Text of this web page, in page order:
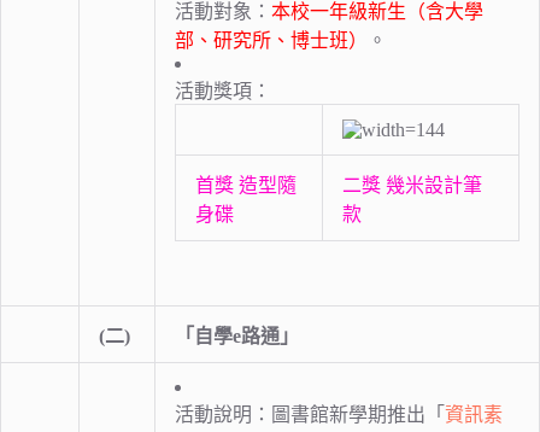
活動對象： 本校一年級新生（含大學
部、研究所、博士班）
。
活動獎項：
首獎 造型隨
身碟
二獎 幾米設計筆
款
(二) 「自學e路通」
活動說明：圖書館新學期推出「 資訊素